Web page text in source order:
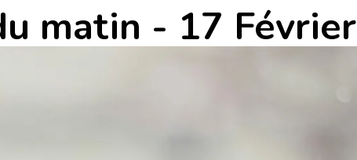
matin - 17 Février